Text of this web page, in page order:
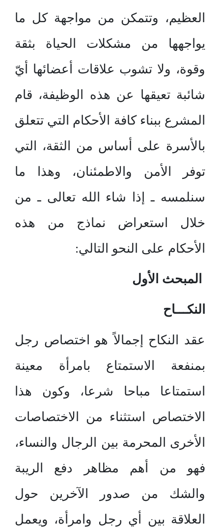
العظيم، وتتمكن من مواجهة كل ما
يواجهها من مشكلات الحياة بثقة
وقوة، ولا تشوب علاقات أعضائها أيّ
شائبة تعيقها عن هذه الوظيفة، قام
المشرع ببناء كافة الأحكام التي تتعلق
بالأسرة على أساس من الثقة، التي
توفر الأمن والاطمئنان، وهذا ما
سنلمسه ـ إذا شاء الله تعالى ـ من
خلال استعراض نماذج من هذه
الأحكام على النحو التالي:
المبحث الأول
النكـــاح
عقد النكاح إجمالاً هو اختصاص رجل
بمنفعة الاستمتاع بامرأة معينة
استمتاعا مباحا شرعا، وكون هذا
الاختصاص استثناء من الاختصاصات
الأخرى المحرمة بين الرجال والنساء،
فهو من أهم مظاهر دفع الريبة
والشك من صدور الآخرين حول
العلاقة بين أي رجل وامرأة، ويعمل